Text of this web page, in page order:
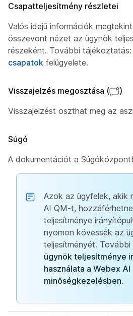
Csapatteljesítmény részletei
Valós idejű információk
összevont nézet az ügynök
részeként. További tájékoztatás:
csapatok felügyelete.
Visszajelzés megosztása (
)
Visszajelzést oszthat meg az
Súgó
A dokumentációt a
Azok az ügyfelek, akik
AI QM-t,
teljesítménye
nyomon kövessék az
teljesítményét. További
ügynök teljesítménye
használata a Webex AI
minőségkezelésben.